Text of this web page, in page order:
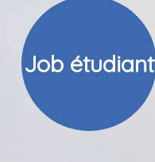
Job étudiant